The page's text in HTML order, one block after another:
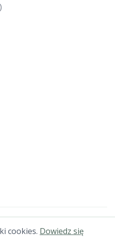
prawa zastrzeżone.
cookies. Dowiedz się